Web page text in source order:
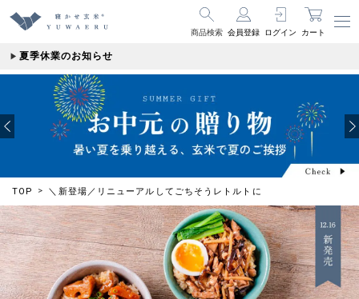
商品検索 会員登録 ログイン カート
夏季休業のお知らせ
TOP ＼新登場／リニューアルしてごちそうレトルトに